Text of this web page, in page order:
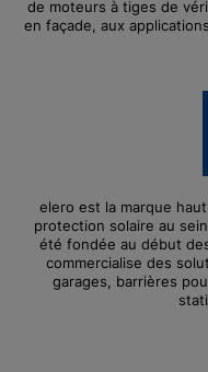
de moteurs à tiges de
en façade, aux
elero est la marque
protection solaire au
été fondée au début
commercialise des
garages, barrières